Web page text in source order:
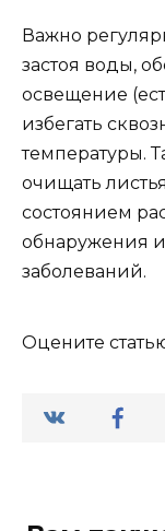
Важно
застоя воды,
освещение
избегать
температуры.
очищать
состоянием
обнаружения
заболеваний.
Оцените